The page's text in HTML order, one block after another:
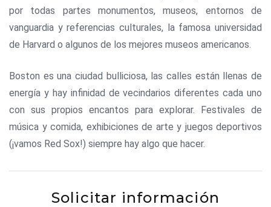
por todas partes monumentos, museos, entornos de
vanguardia y referencias culturales, la famosa universidad
de Harvard o algunos de los mejores museos americanos.
Boston es una ciudad bulliciosa, las calles están llenas de
energía y hay infinidad de vecindarios diferentes cada uno
con sus propios encantos para explorar. Festivales de
música y comida, exhibiciones de arte y juegos deportivos
(¡vamos Red Sox!) siempre hay algo que hacer.
Solicitar información